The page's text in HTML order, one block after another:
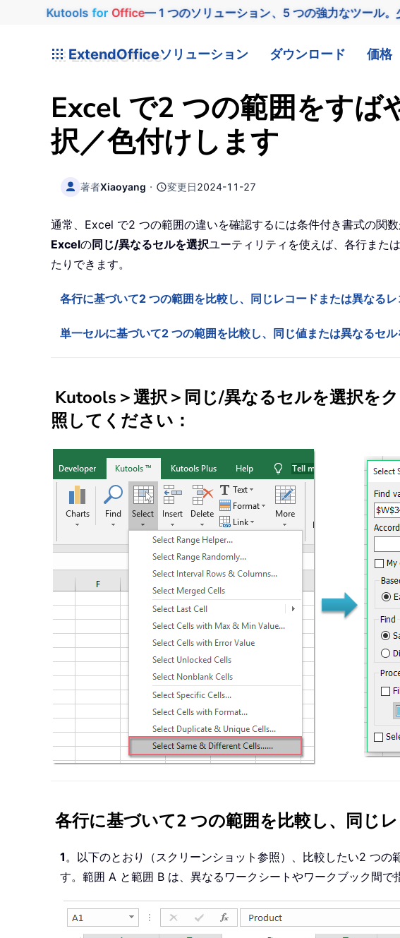
Kutools for Office— 1 つのソリューション、5 つの強力なツール。
ExtendOfficeソリューション ダウンロード 価格
Excel で2 つの範囲をすば
択／色付けします
著者Xiaoyang ・ 変更日2024-11-27
通常、Excel で2 つの範囲の違いを確認するには条件付き書式の関
Excelの同じ/異なるセルを選択ユーティリティを使えば、各行また
たりできます。
各行に基づいて2 つの範囲を比較し、同じレコードまたは異なる
単一セルに基づいて2 つの範囲を比較し、同じ値または異なるセ
Kutools ＞選択＞同じ/異なるセルを選択を
照してください：
各行に基づいて2 つの範囲を比較し、同じ
1。以下のとおり（スクリーンショット参照）、比較したい2 つの
す。範囲 A と範囲 B は、異なるワークシートやワークブック間で